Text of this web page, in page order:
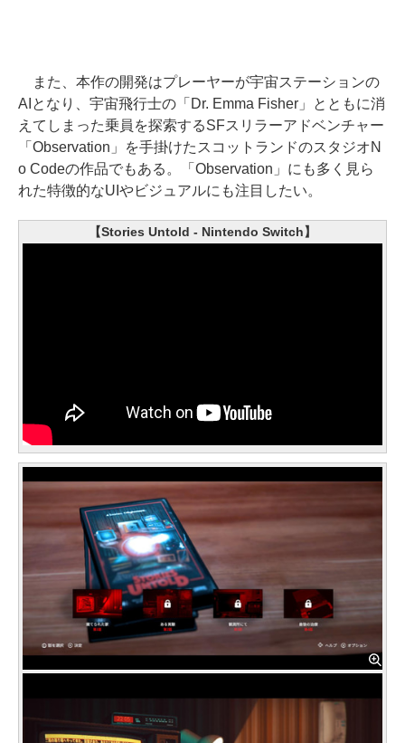
また、本作の開発はプレーヤーが宇宙ステーションの
AIとなり、宇宙飛行士の「Dr. Emma Fisher」とともに消
えてしまった乗員を探索するSFスリラーアドベンチャー
「Observation」を手掛けたスコットランドのスタジオN
o Codeの作品でもある。「Observation」にも多く見ら
れた特徴的なUIやビジュアルにも注目したい。
【Stories Untold - Nintendo Switch】